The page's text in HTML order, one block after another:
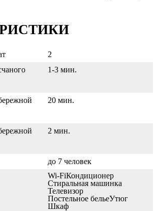
2
1-3 мин.
20 мин.
2 мин.
до 7 человек
Wi-FiКондиционер
Стиральная машинка
Телевизор
Постельное бельеУтюг
Шкаф